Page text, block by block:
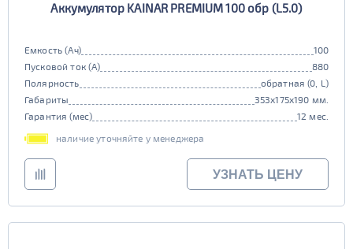
Аккумулятор KAINAR PREMIUM 100 обр (L5.0)
Емкость (Ач)
100
Пусковой ток (А)
880
Полярность
обратная (0, L)
Габариты
353x175x190 мм.
Гарантия (мес)
12 мес.
наличие уточняйте у менеджера
УЗНАТЬ ЦЕНУ